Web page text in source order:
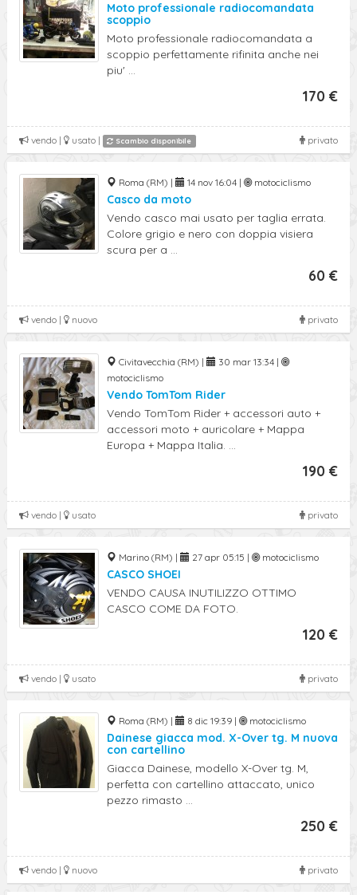
Moto professionale radiocomandata
scoppio
Moto professionale radiocomandata a
scoppio perfettamente rifinita anche nei
piu' ...
170 €
privato
vendo | usato | Scambio disponibile
Roma (RM) | 14 nov 16:04 | motociclismo
Casco da moto
Vendo casco mai usato per taglia errata.
Colore grigio e nero con doppia visiera
scura per a ...
60 €
privato
vendo | nuovo
Civitavecchia (RM) |
30 mar 13:34 |
motociclismo
Vendo TomTom Rider
Vendo TomTom Rider + accessori auto +
accessori moto + auricolare + Mappa
Europa + Mappa Italia. ...
190 €
privato
vendo | usato
Marino (RM) | 27 apr 05:15 | motociclismo
CASCO SHOEI
VENDO CAUSA INUTILIZZO OTTIMO
CASCO COME DA FOTO.
120 €
privato
vendo | usato
Roma (RM) | 8 dic 19:39 | motociclismo
Dainese giacca mod. X-Over tg. M nuova
con cartellino
Giacca Dainese, modello X-Over tg. M,
perfetta con cartellino attaccato, unico
pezzo rimasto ...
250 €
privato
vendo | nuovo